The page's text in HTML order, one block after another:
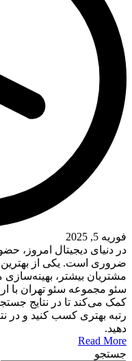
فوریه 5, 2025
در دنیای دیجیتال امروز،
ضروری است. یکی از
سئو مجموعه سئو تهران با
کمک می‌کند تا در نتایج
رتبه بهتری کسب کنید و در
دهید.
Read More
جستجو